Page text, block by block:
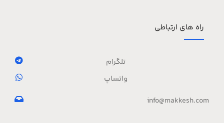
راه های ارتباطی
تلگرام
واتساپ
info@makkesh.com